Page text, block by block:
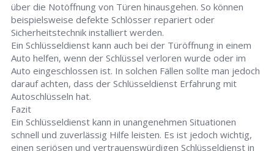
über die Notöffnung von Türen hinausgehen. So können
beispielsweise defekte Schlösser repariert oder
Sicherheitstechnik installiert werden.
Ein Schlüsseldienst kann auch bei der Türöffnung in einem
Auto helfen, wenn der Schlüssel verloren wurde oder im
Auto eingeschlossen ist. In solchen Fällen sollte man jedoch
darauf achten, dass der Schlüsseldienst Erfahrung mit
Autoschlüsseln hat.
Fazit
Ein Schlüsseldienst kann in unangenehmen Situationen
schnell und zuverlässig Hilfe leisten. Es ist jedoch wichtig,
einen seriösen und vertrauenswürdigen Schlüsseldienst in